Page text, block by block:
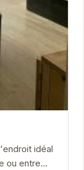
idéal
ou entre